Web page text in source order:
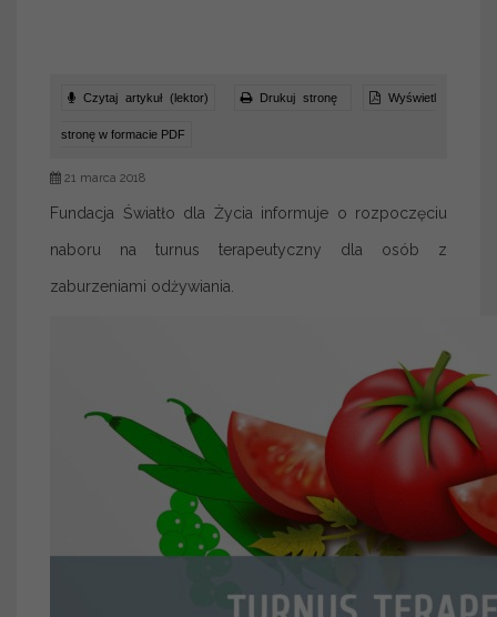
Czytaj artykuł (lektor) Drukuj stronę Wyświetl
stronę w formacie PDF
21 marca 2018
Fundacja Światło dla Życia informuje o rozpoczęciu
naboru na turnus terapeutyczny dla osób z
zaburzeniami odżywiania.